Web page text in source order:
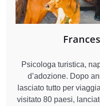
Psicologa turistica,
d’adozione. Dopo
lasciato tutto per
visitato 80 paesi,